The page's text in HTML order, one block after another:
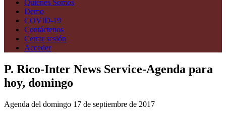
Quiénes Somos
Demo
COVID-19
Contáctenos
Cerrar sesión
Acceder
P. Rico-Inter News Service-Agenda para
hoy, domingo
Agenda del domingo 17 de septiembre de 2017